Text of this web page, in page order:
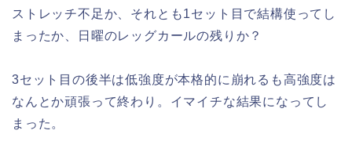
ストレッチ不足か、それとも1セット目で結構使ってし
まったか、日曜のレッグカールの残りか？
3セット目の後半は低強度が本格的に崩れるも高強度は
なんとか頑張って終わり。イマイチな結果になってし
まった。